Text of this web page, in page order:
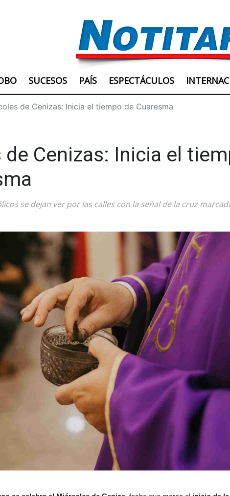
SUCESOS PAÍS ESPECTÁCULOS
de Cenizas: Inicia el tiempo de Cuaresma
Cenizas: Inicia el
se dejan ver por las calles con la señal de la cruz